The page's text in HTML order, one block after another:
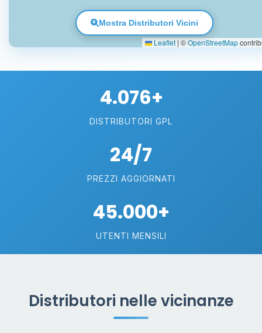
Leaflet | ©OpenStreetMap
Mostra Distributori Vicini
4.076+
DISTRIBUTORI GPL
24/7
PREZZI AGGIORNATI
45.000+
UTENTI MENSILI
Distributori nelle vicinanze